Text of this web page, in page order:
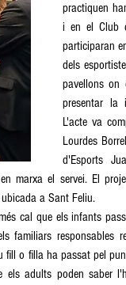
practiquen
i en el Club
participaran
dels
pavellons on
presentar la
L'acte va
Lourdes
d'Esports
marxa el servei. El
a Sant Feliu.
cal que els infants
familiars
o filla ha passat pel
els adults poden